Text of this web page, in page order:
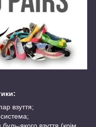
взуття;
якого взуття (крім